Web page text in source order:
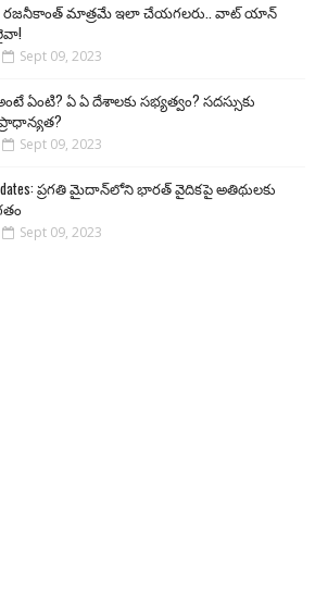
రజనీకాంత్ మాత్రమే ఇలా చేయగలరు.. వాట్ యాన్
Sept 09, 2023
ఏంటి? ఏ ఏ దేశాలకు సభ్యత్వం? సదస్సుకు
Sept 09, 2023
ప్రగతి మైదాన్‌లోని భారత్ వైదికపై అతిథులకు
Sept 09, 2023